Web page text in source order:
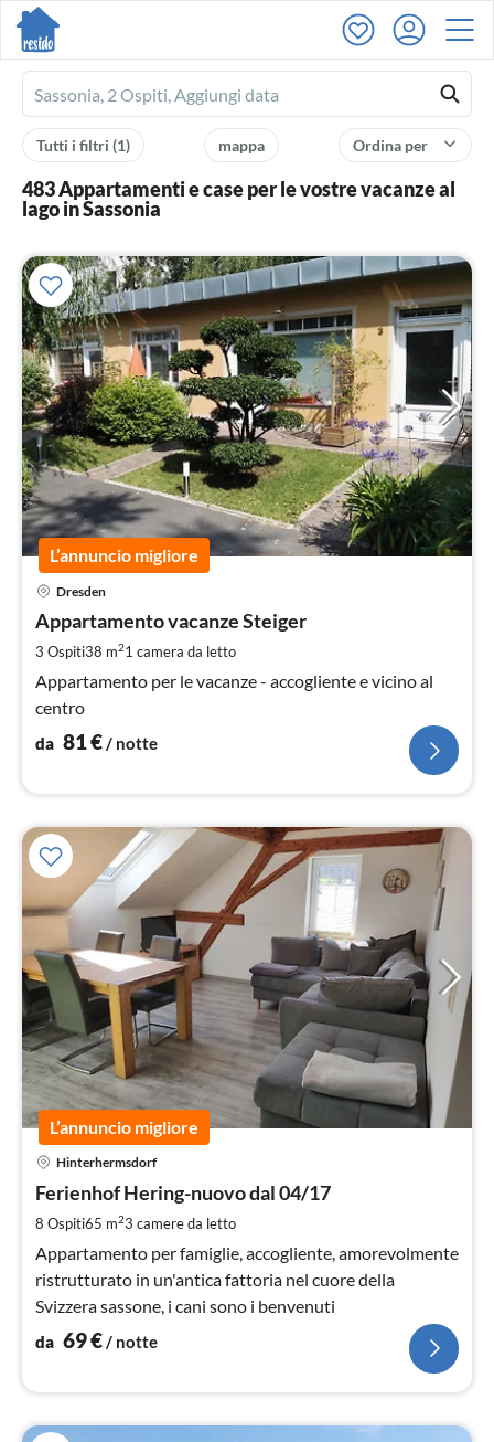
Ferienhausmiete
logo
Ordina per
mappa
Tutti i filtri (1)
483 Appartamenti e case per le vostre vacanze al
lago in Sassonia
L’annuncio migliore
Dresden
Appartamento vacanze Steiger
3 Ospiti38 m21 camera da letto
Appartamento per le vacanze - accogliente e vicino al
centro
da 81€/ notte
L’annuncio migliore
Hinterhermsdorf
Ferienhof Hering-nuovo dal 04/17
8 Ospiti65 m23 camere da letto
Appartamento per famiglie, accogliente, amorevolmente
ristrutturato in un'antica fattoria nel cuore della
Svizzera sassone, i cani sono i benvenuti
da 69€/ notte